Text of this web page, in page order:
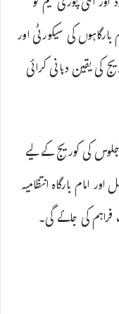
کی سیکورٹی اور
کی یقین دہانی کرائی
کے جلسے جلوس کی کوریج کے لیے
امام بارگاہ انتظامیہ
کی جائے گی۔